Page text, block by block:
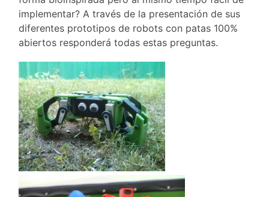
implementar? A través de la presentación de sus
diferentes prototipos de robots con patas 100%
abiertos responderá todas estas preguntas.